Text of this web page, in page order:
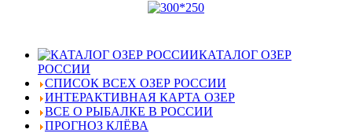
КАТАЛОГ ОЗЕР
РОССИИ
СПИСОК ВСЕХ ОЗЕР РОССИИ
ИНТЕРАКТИВНАЯ КАРТА ОЗЕР
ВСЕ О РЫБАЛКЕ В РОССИИ
ПРОГНОЗ КЛЁВА